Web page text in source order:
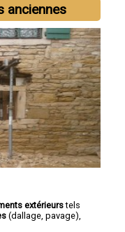
anciennes
extérieurstels
(dallage, pavage),